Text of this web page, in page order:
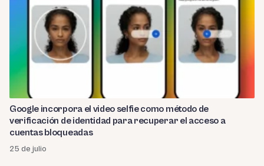
Google incorpora el video selfie como método de
verificación de identidad para recuperar el acceso a
cuentas bloqueadas
25 de julio